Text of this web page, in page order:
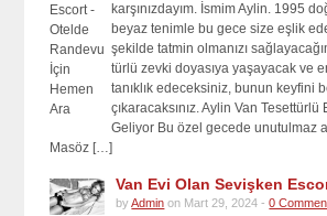
karşınızdayım. İsmim Aylin. 1995
beyaz tenimle bu gece size eşlik
şekilde tatmin olmanızı
türlü zevki doyasıya yaşayacak ve
tanıklık edeceksiniz, bunun keyfini
çıkaracaksınız. Aylin Van Tesettürlü
Geliyor Bu özel gecede unutulmaz
Masöz […]
Van Evi Olan Sevişken
byAdmin on Mart 29, 2024 -0